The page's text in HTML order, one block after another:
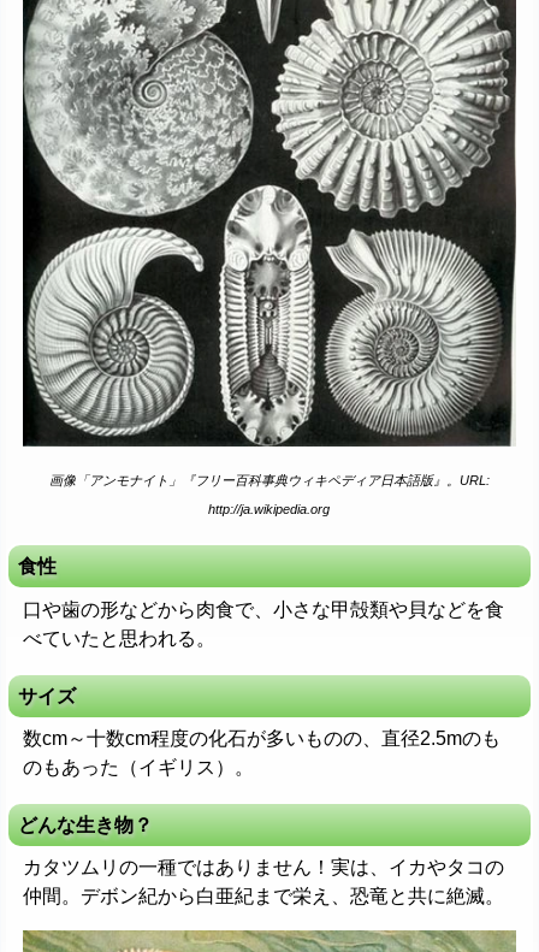
画像「アンモナイト」『フリー百科事典ウィキペディア日本語版』。URL:
http://ja.wikipedia.org
食性
口や歯の形などから肉食で、小さな甲殻類や貝などを食
べていたと思われる。
サイズ
数cm～十数cm程度の化石が多いものの、直径2.5mのも
のもあった（イギリス）。
どんな生き物？
カタツムリの一種ではありません！実は、イカやタコの
仲間。デボン紀から白亜紀まで栄え、恐竜と共に絶滅。